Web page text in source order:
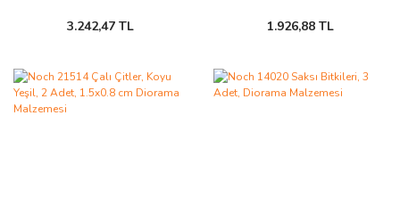
3.242,47 TL 1.926,88 TL